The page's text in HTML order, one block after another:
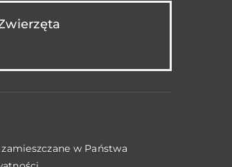
w Państwa